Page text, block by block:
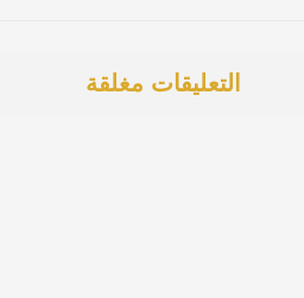
التعليقات مغلقة